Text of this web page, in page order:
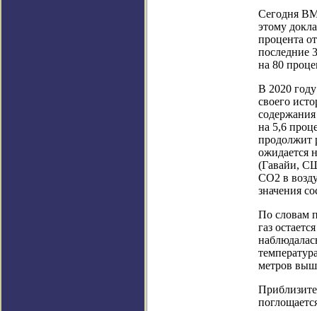
Сегодня
этому
процента
последние
на 80
В 2020 году
своего
на 5,6
продолжит
ожидается
(Гавайи,
CO2 в
значения
По словам
газ
метров